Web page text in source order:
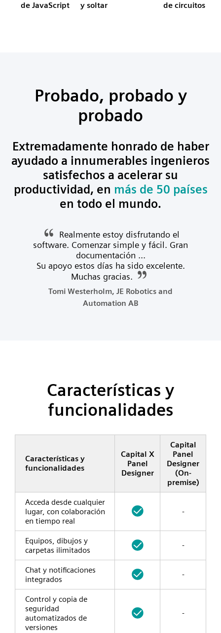
de JavaScript
y soltar
de circuitos
Probado, probado y
probado
Extremadamente honrado de haber
ayudado a innumerables ingenieros
satisfechos a acelerar su
productividad, en más de 50 países
en todo el mundo.
Realmente estoy disfrutando el
software. Comenzar simple y fácil. Gran
documentación ...
Su apoyo estos días ha sido excelente.
Muchas gracias.
Tomi Westerholm, JE Robotics and
Automation AB
Características y
funcionalidades
Características y
funcionalidades
Capital X
Panel
Designer
Capital
Panel
Designer
(On-
premise)
Acceda desde cualquier
lugar, con colaboración
en tiempo real
-
Equipos, dibujos y
carpetas ilimitados
-
Chat y notificaciones
integrados
-
Control y copia de
seguridad
automatizados de
versiones
-